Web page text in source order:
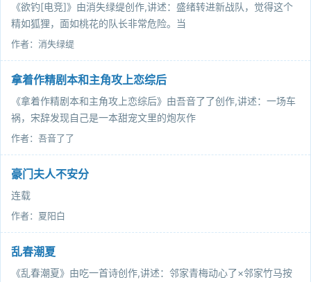
《欲钓[电竞]》由消失绿缇创作,讲述：盛绪转进新战队，觉得这个
精如狐狸，面如桃花的队长非常危险。当
作者：消失绿缇
拿着作精剧本和主角攻上恋综后
《拿着作精剧本和主角攻上恋综后》由吾音了了创作,讲述：一场车
祸，宋辞发现自己是一本甜宠文里的炮灰作
作者：吾音了了
豪门夫人不安分
连载
作者：夏阳白
乱春潮夏
《乱春潮夏》由吃一首诗创作,讲述：邻家青梅动心了×邻家竹马按